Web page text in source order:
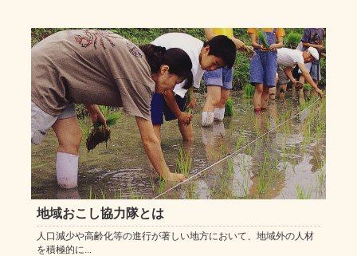
地域おこし協力隊とは
人口減少や高齢化等の進行が著しい地方において、地域外の人材
を積極的に...